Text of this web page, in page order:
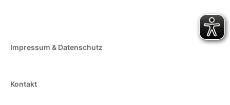
Impressum & Datenschutz
Kontakt